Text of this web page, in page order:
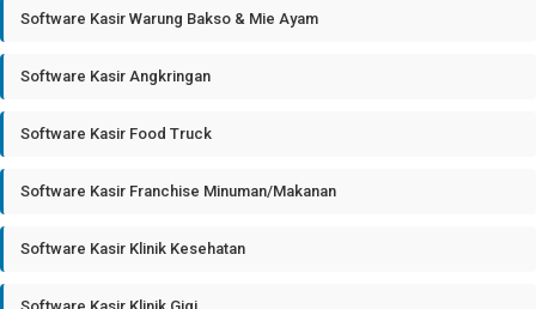
Software Kasir Warung Bakso & Mie Ayam
Software Kasir Angkringan
Software Kasir Food Truck
Software Kasir Franchise Minuman/Makanan
Software Kasir Klinik Kesehatan